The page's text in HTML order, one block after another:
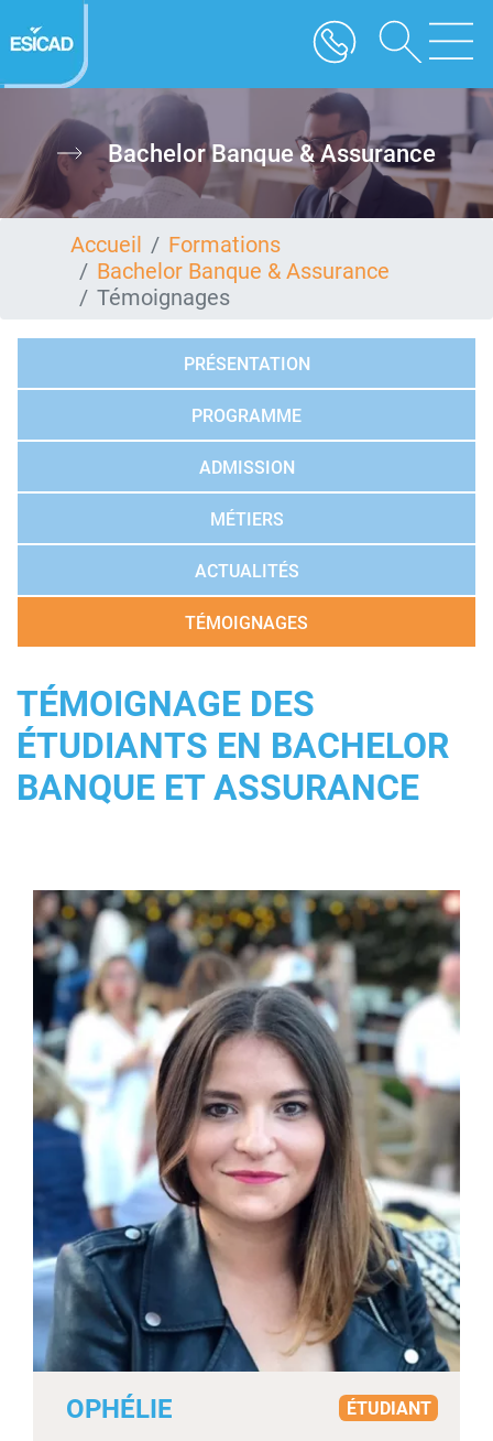
au
contenu
Bachelor Banque & Assurance
Accueil
Formations
Bachelor Banque & Assurance
Témoignages
PRÉSENTATION
PROGRAMME
ADMISSION
MÉTIERS
ACTUALITÉS
TÉMOIGNAGES
TÉMOIGNAGE DES
ÉTUDIANTS EN BACHELOR
BANQUE ET ASSURANCE
OPHÉLIE ÉTUDIANT